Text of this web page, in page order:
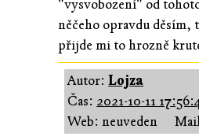
"vysvobození" od
něčeho opravdu děsím,
přijde mi to hrozně
Autor:Lojza
Čas: 2021-10-11
Web: neuveden